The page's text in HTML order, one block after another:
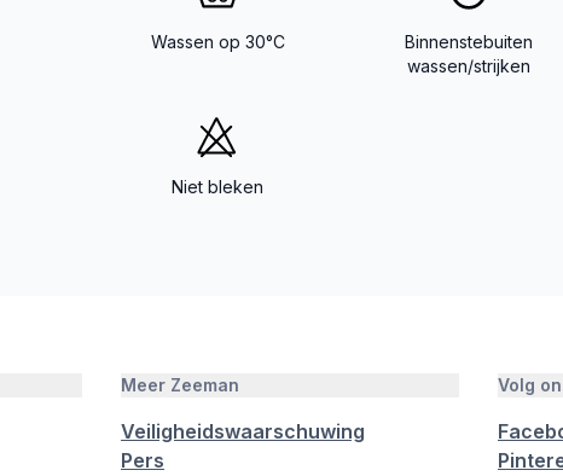
Wassen op 30°C
Binnenstebuiten
wassen/strijken
Niet bleken
Meer Zeeman
Veiligheidswaarschuwing
Pers
Volg